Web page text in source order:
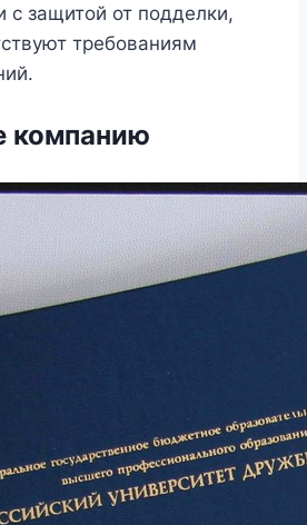
с защитой от подделки,
требованиям
компанию